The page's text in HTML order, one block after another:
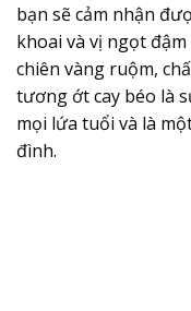
bạn sẽ cảm nhận
khoai và vị ngọt
chiên vàng ruộm,
tương ớt cay béo là
mọi lứa tuổi và là
đình.